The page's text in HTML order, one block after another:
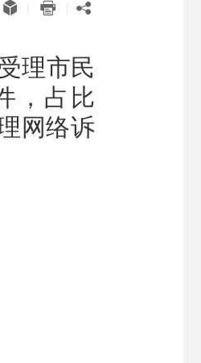
  
理市民
，占比
网络诉